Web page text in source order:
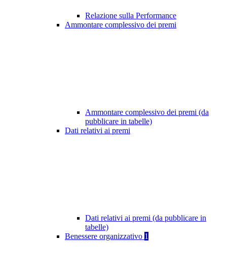
Relazione sulla Performance
Ammontare complessivo dei premi
Ammontare complessivo dei premi (da
pubblicare in tabelle)
Dati relativi ai premi
Dati relativi ai premi (da pubblicare in
tabelle)
Benessere organizzativo 1